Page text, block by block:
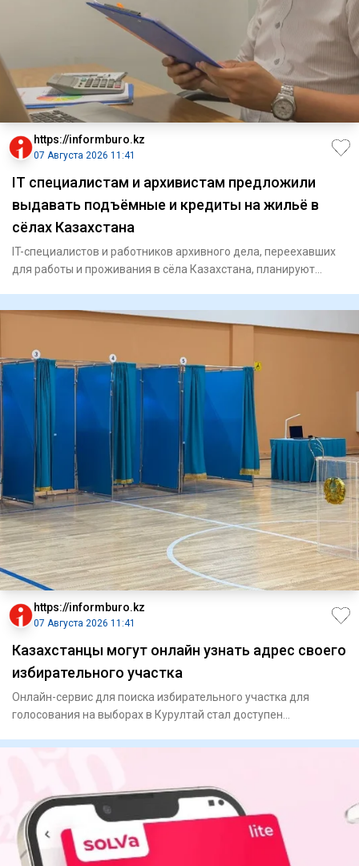
https://informburo.kz
07 Августа 2026 11:41
IT специалистам и архивистам предложили
выдавать подъёмные и кредиты на жильё в
сёлах Казахстана
IT-специалистов и работников архивного дела, переехавших
для работы и проживания в сёла Казахстана, планируют
https://informburo.kz
07 Августа 2026 11:41
Казахстанцы могут онлайн узнать адрес своего
избирательного участка
Онлайн-сервис для поиска избирательного участка для
голосования на выборах в Курултай стал доступен